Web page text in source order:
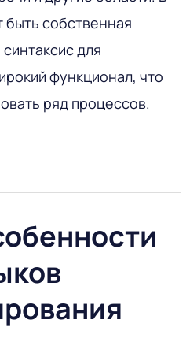
собственная
для
функционал, что
ряд процессов.